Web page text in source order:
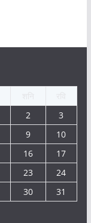
2
3
9
10
16
17
23
24
30 31